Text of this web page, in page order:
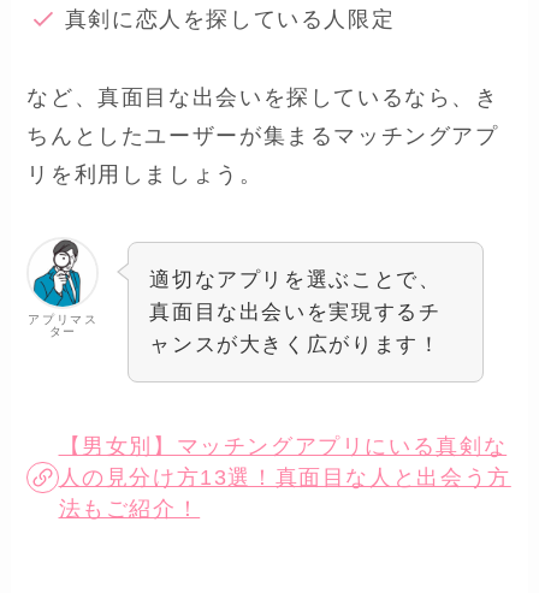
真剣に恋人を探している人限定
など、真面目な出会いを探しているなら、き
ちんとしたユーザーが集まるマッチングアプ
リを利用しましょう。
アプリマス
ター
適切なアプリを選ぶことで、
真面目な出会いを実現するチ
ャンスが大きく広がります！
【男女別】マッチングアプリにいる真剣な
人の見分け方13選！真面目な人と出会う方
法もご紹介！